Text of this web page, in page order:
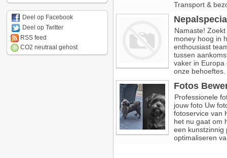
Deel op Facebook
Deel op Twitter
RSS feed
CO2 neutraal gehost
Transport &
Namaste!
money hoog in
enthousiast
tussen
vaker in Europa
onze behoeftes.
Fotos
Professionele
jouw foto Uw
fotoservice van
het nu gaat om
een kunstzinnig
optimaliseren